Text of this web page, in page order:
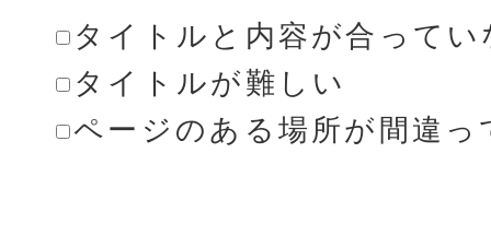
タイトルと内容が合ってい
タイトルが難しい
ページのある場所が間違っ